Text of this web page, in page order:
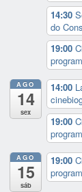
14:30
do
19:00
AGO
14
sex
14:00
19:00
AGO
15
sáb
19:00